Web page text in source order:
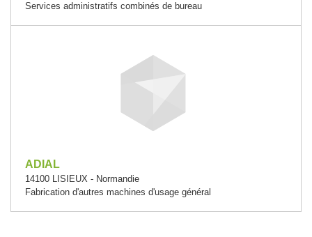
Services administratifs combinés de bureau
ADIAL
14100 LISIEUX - Normandie
Fabrication d'autres machines d'usage général